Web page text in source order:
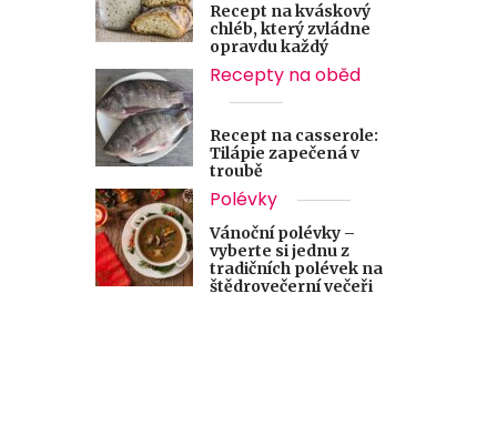
Recept na kváskový
chléb, který zvládne
opravdu každý
Recepty na oběd
Recept na casserole:
Tilápie zapečená v
troubě
Polévky
Vánoční polévky –
vyberte si jednu z
tradičních polévek na
štědrovečerní večeři